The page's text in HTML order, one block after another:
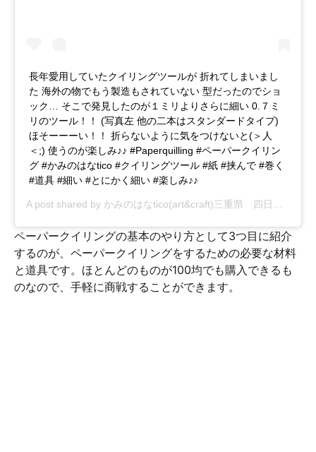
長年愛用していたクイリングツールが 折れてしまいまし
た 海外の物でもう製造もされていない 型だったのでショ
ック… そこで発見したのが１ミリよりさらに細い 0.７ミ
リのツール！！ (写真左 他の二本はスタンダードタイプ)
ほそーーーい！！ 折らないように気をつけないと(＞人
＜;) 使うのが楽しみ♪♪ #Paperquilling #ペーパークイリン
グ #かみのはなtico #クイリングツール #紙 #挟んで #巻く
#道具 #細い #とにかく細い #楽しみ♪♪
A post shared by かみのはなtico(art&craft)三重県 四日市
ペーパークイリングの基本のやり方として3つ目に紹介
するのが、ペーパークイリングをするための必要な材料
と道具です。ほとんどのものが100均でも購入できるも
のなので、手軽に商戦することができます。